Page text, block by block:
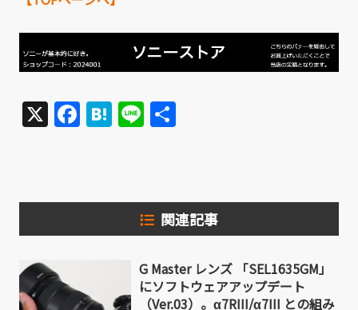
X Facebook
Hatena
Line
関連記事
G Master レンズ 「SEL1635GM」
にソフトウェアアップデート
（Ver.03）。α7RIII/α7III との組み